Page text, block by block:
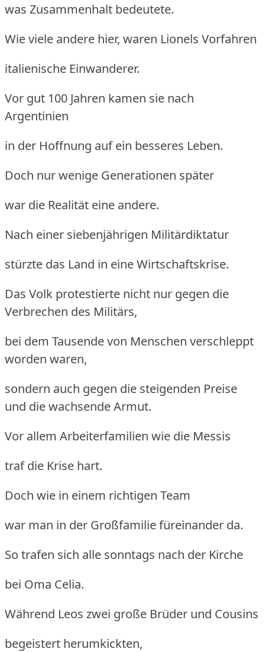
was Zusammenhalt bedeutete.
Wie viele andere hier, waren Lionels Vorfahren
italienische Einwanderer.
Vor gut 100 Jahren kamen sie nach
Argentinien
in der Hoffnung auf ein besseres Leben.
Doch nur wenige Generationen später
war die Realität eine andere.
Nach einer siebenjährigen Militärdiktatur
stürzte das Land in eine Wirtschaftskrise.
Das Volk protestierte nicht nur gegen die
Verbrechen des Militärs,
bei dem Tausende von Menschen verschleppt
worden waren,
sondern auch gegen die steigenden Preise
und die wachsende Armut.
Vor allem Arbeiterfamilien wie die Messis
traf die Krise hart.
Doch wie in einem richtigen Team
war man in der Großfamilie füreinander da.
So trafen sich alle sonntags nach der Kirche
bei Oma Celia.
Während Leos zwei große Brüder und Cousins
begeistert herumkickten,